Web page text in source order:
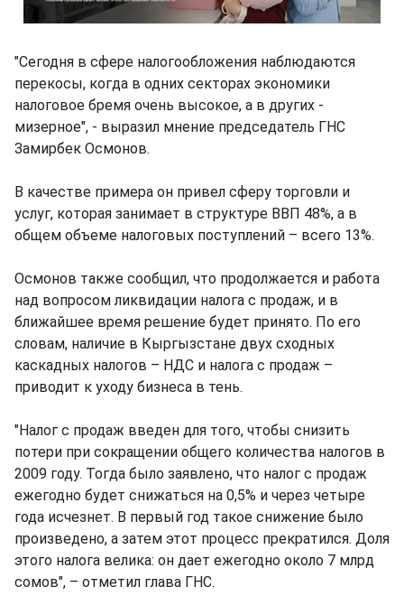
"Сегодня в сфере налогообложения наблюдаются
перекосы, когда в одних секторах экономики
налоговое бремя очень высокое, а в других -
мизерное", - выразил мнение председатель ГНС
Замирбек Осмонов.
В качестве примера он привел сферу торговли и
услуг, которая занимает в структуре ВВП 48%, а в
общем объеме налоговых поступлений – всего 13%.
Осмонов также сообщил, что продолжается и работа
над вопросом ликвидации налога с продаж, и в
ближайшее время решение будет принято. По его
словам, наличие в Кыргызстане двух сходных
каскадных налогов – НДС и налога с продаж –
приводит к уходу бизнеса в тень.
"Налог с продаж введен для того, чтобы снизить
потери при сокращении общего количества налогов в
2009 году. Тогда было заявлено, что налог с продаж
ежегодно будет снижаться на 0,5% и через четыре
года исчезнет. В первый год такое снижение было
произведено, а затем этот процесс прекратился. Доля
этого налога велика: он дает ежегодно около 7 млрд
сомов", – отметил глава ГНС.